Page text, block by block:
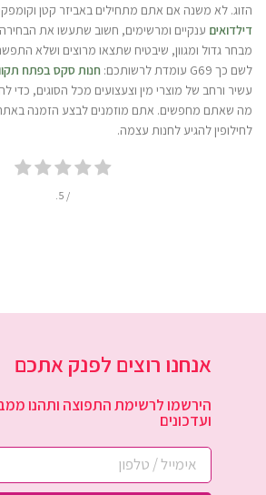
הזוג. לא משנה אם אתם מתחילים באביזר קטן
דילדואים ענקיים ומרשימים, חשוב שתעשו את
מבחר גדול ומגוון, שיבטיח שתצאו מרוצים ושלא
לשם כך G69 עומדת לרשותכם:
חנות סקס בפתח
עשיר ורחב של מוצרי מין וצעצועים מכל הסוגים,
מה שאתם מחפשים. אתם מוזמנים לבצע הזמנה באתר
לחילופין להגיע לחנות עצמה.
/ 5.
אנחנו רוצים לפנק אתכם
הירשמו לרשימת התפוצה ותהנו
ועדכונים